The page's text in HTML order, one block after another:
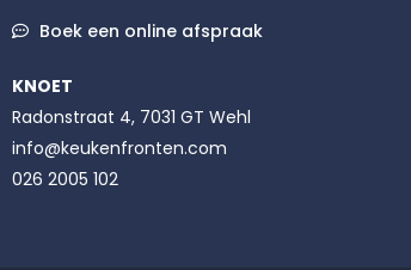
Boek een online afspraak
KNOET
Radonstraat 4, 7031 GT Wehl
info@keukenfronten.com
026 2005 102